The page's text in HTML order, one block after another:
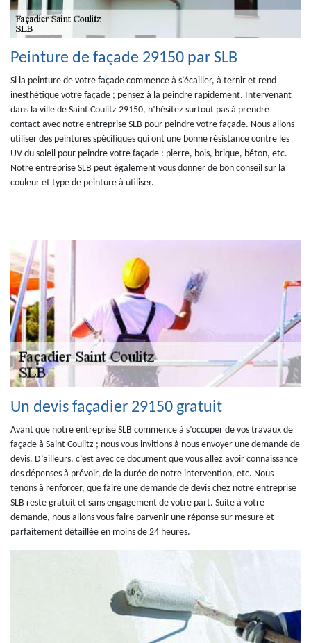
Peinture de façade 29150 par SLB
Si la peinture de votre façade commence à s’écailler, à ternir et rend
inesthétique votre façade ; pensez à la peindre rapidement. Intervenant
dans la ville de Saint Coulitz 29150, n’hésitez surtout pas à prendre
contact avec notre entreprise SLB pour peindre votre façade. Nous allons
utiliser des peintures spécifiques qui ont une bonne résistance contre les
UV du soleil pour peindre votre façade : pierre, bois, brique, béton, etc.
Notre entreprise SLB peut également vous donner de bon conseil sur la
couleur et type de peinture à utiliser.
Un devis façadier 29150 gratuit
Avant que notre entreprise SLB commence à s’occuper de vos travaux de
façade à Saint Coulitz ; nous vous invitions à nous envoyer une demande de
devis. D’ailleurs, c’est avec ce document que vous allez avoir connaissance
des dépenses à prévoir, de la durée de notre intervention, etc. Nous
tenons à renforcer, que faire une demande de devis chez notre entreprise
SLB reste gratuit et sans engagement de votre part. Suite à votre
demande, nous allons vous faire parvenir une réponse sur mesure et
parfaitement détaillée en moins de 24 heures.